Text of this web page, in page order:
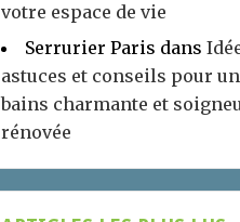
votre espace de vie
Serrurier Paris dans
astuces et conseils pour
bains charmante et
rénovée